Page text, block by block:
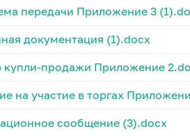
передачи Приложение 3
документация (1).docx
купли-продажи Приложение
на участие в торгах
сообщение (3).docx